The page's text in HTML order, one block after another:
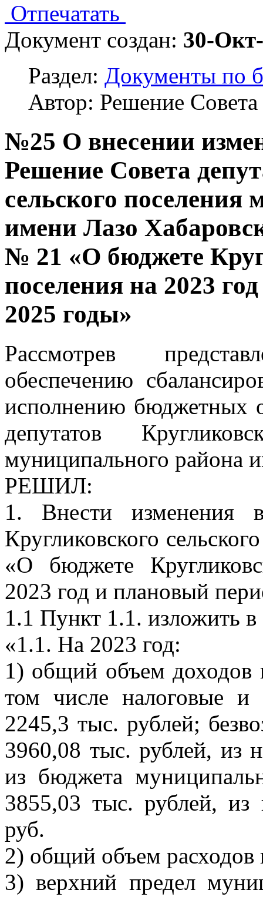
Отпечатать
Документ создан: 30-
Раздел: Документы по
Автор: Решение Совета
№25 О внесении
Решение Совета
сельского
имени Лазо
№ 21 «О бюджете
поселения на 2023
2025 годы»
Рассмотрев
обеспечению
исполнению бюджетных
депутатов
муниципального района
РЕШИЛ:
1. Внести изменения
Кругликовского
«О бюджете
2023 год и плановый
1.1 Пункт 1.1. изложить
«1.1. На 2023 год:
1) общий объем доходов
том числе налоговые
2245,3 тыс. рублей;
3960,08 тыс. рублей, из
из бюджета
3855,03 тыс. рублей, из
руб.
2) общий объем расходов
3) верхний предел